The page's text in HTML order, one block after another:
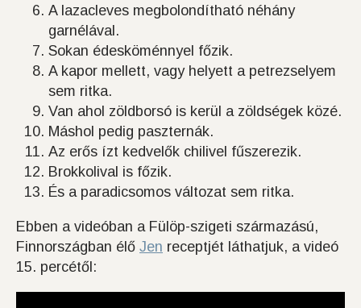
A lazacleves megbolondítható néhány
garnélával.
Sokan édesköménnyel főzik.
A kapor mellett, vagy helyett a petrezselyem
sem ritka.
Van ahol zöldborsó is kerül a zöldségek közé.
Máshol pedig paszternák.
Az erős ízt kedvelők chilivel fűszerezik.
Brokkolival is főzik.
És a paradicsomos változat sem ritka.
Ebben a videóban a Fülöp-szigeti származású,
Finnországban élő Jen receptjét láthatjuk, a videó
15. percétől: